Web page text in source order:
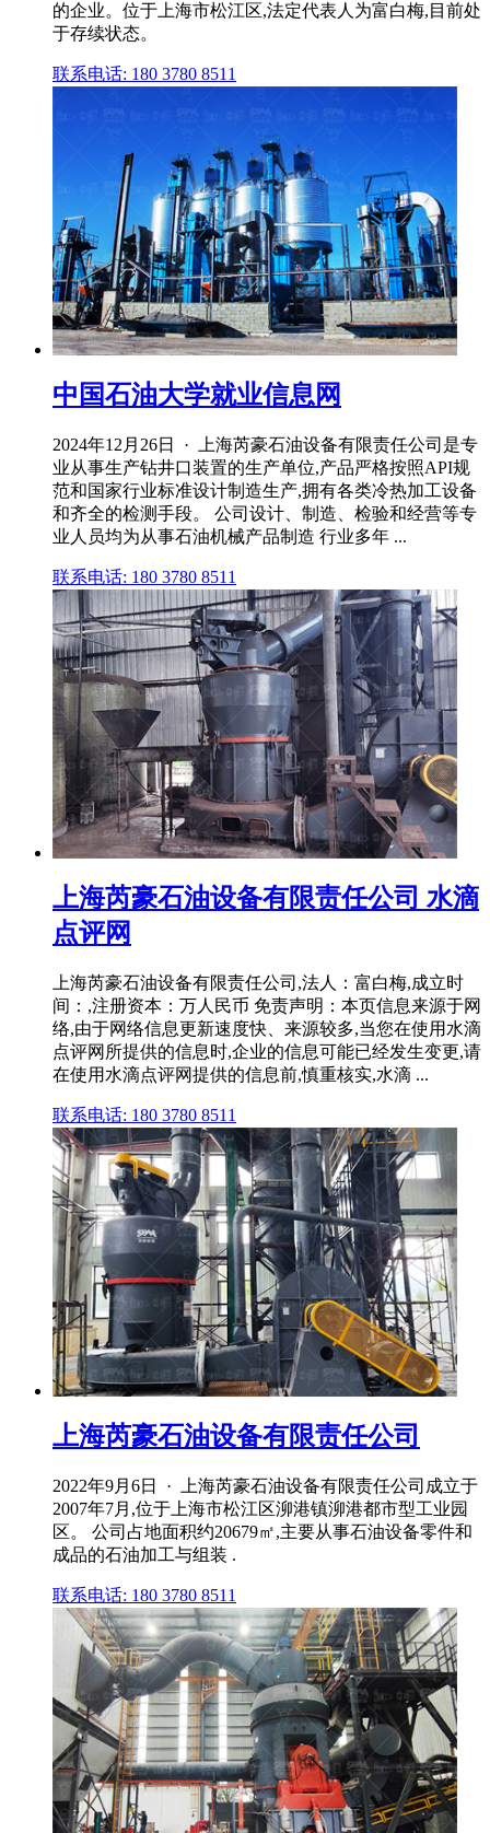
的企业。位于上海市松江区,法定代表人为富白梅,目前处
于存续状态。
联系电话: 180 3780 8511
中国石油大学就业信息网
2024年12月26日 · 上海芮豪石油设备有限责任公司是专
业从事生产钻井口装置的生产单位,产品严格按照API规
范和国家行业标准设计制造生产,拥有各类冷热加工设备
和齐全的检测手段。 公司设计、制造、检验和经营等专
业人员均为从事石油机械产品制造 行业多年 ...
联系电话: 180 3780 8511
上海芮豪石油设备有限责任公司 水滴
点评网
上海芮豪石油设备有限责任公司,法人：富白梅,成立时
间：,注册资本：万人民币 免责声明：本页信息来源于网
络,由于网络信息更新速度快、来源较多,当您在使用水滴
点评网所提供的信息时,企业的信息可能已经发生变更,请
在使用水滴点评网提供的信息前,慎重核实,水滴 ...
联系电话: 180 3780 8511
上海芮豪石油设备有限责任公司
2022年9月6日 · 上海芮豪石油设备有限责任公司成立于
2007年7月,位于上海市松江区泖港镇泖港都市型工业园
区。 公司占地面积约20679㎡,主要从事石油设备零件和
成品的石油加工与组装 .
联系电话: 180 3780 8511